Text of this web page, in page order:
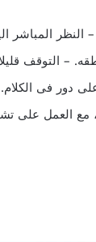
المباشر
– التوقف
دور فى
العمل على